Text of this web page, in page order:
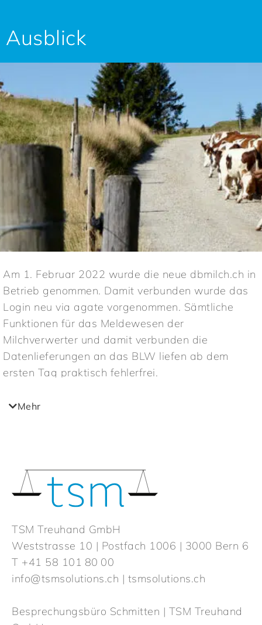
Ausblick
Am 1. Februar 2022 wurde die neue dbmilch.ch in
Betrieb genommen. Damit verbunden wurde das
Login neu via agate vorgenommen. Sämtliche
Funktionen für das Meldewesen der
Milchverwerter und damit verbunden die
Datenlieferungen an das BLW liefen ab dem
ersten Tag praktisch fehlerfrei.
Umsetzung anderer Funktionen nach hinten
Betrieb genommen werden, sondern werden im
Jahr 2023 implementiert.
Wir bedauern diese Verzögerung sehr und sind
neuen und der alten dbmilch.ch sowohl für die
Kunden als auch für die Mitarbeitenden sehr
herausfordernd ist. Unser Ziel für das Jahr 2023
ist es nun, die Privatmodule in die neue
zu verbessern. Dies sowohl was die Anwendung
Mehr
TSM Treuhand GmbH
Weststrasse 10 | Postfach 1006 | 3000 Bern 6
T +41 58 101 80 00
info@tsmsolutions.ch | tsmsolutions.ch
Besprechungsbüro Schmitten | TSM Treuhand